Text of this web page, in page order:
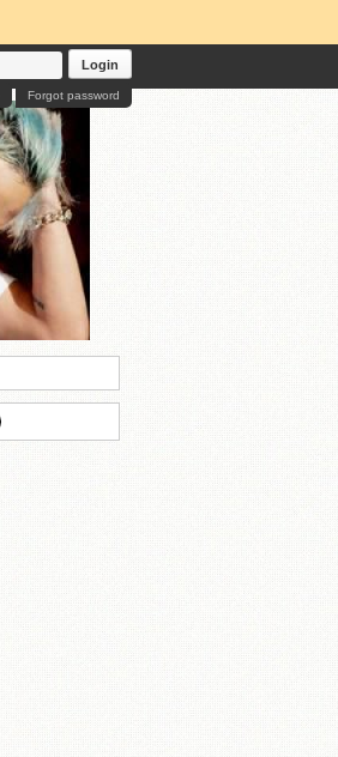
Login
Forgot password